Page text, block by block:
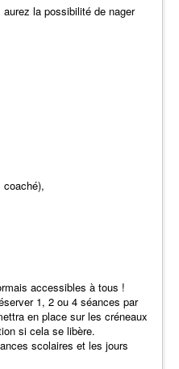
la possibilité de nager
coaché),
accessibles à tous !
1, 2 ou 4 séances par
en place sur les créneaux
si cela se libère.
scolaires et les jours